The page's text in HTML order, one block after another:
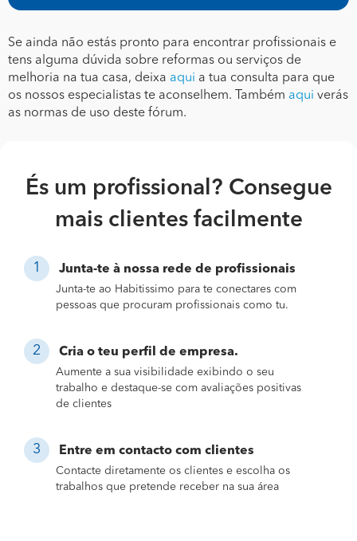
Se ainda não estás pronto para encontrar profissionais e
tens alguma dúvida sobre reformas ou serviços de
melhoria na tua casa, deixa aqui a tua consulta para que
os nossos especialistas te aconselhem. Também aqui verás
as normas de uso deste fórum.
És um profissional? Consegue
mais clientes facilmente
Junta-te à nossa rede de profissionais
Junta-te ao Habitissimo para te conectares com
pessoas que procuram profissionais como tu.
Cria o teu perfil de empresa.
Aumente a sua visibilidade exibindo o seu
trabalho e destaque-se com avaliações positivas
de clientes
Entre em contacto com clientes
Contacte diretamente os clientes e escolha os
trabalhos que pretende receber na sua área